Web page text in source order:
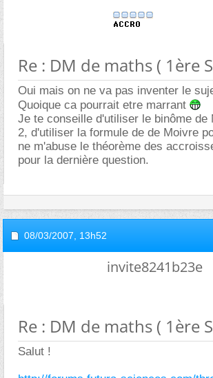
Re : DM de maths ( 1ère
Oui mais on ne va pas inventer le
Quoique ca pourrait etre marrant
Je te conseille d'utiliser le binôme de
2, d'utiliser la formule de de Moivre
ne m'abuse le théorème des
pour la dernière question.
08/03/2007, 13h52
invite8241b23e
Re : DM de maths ( 1ère
Salut !